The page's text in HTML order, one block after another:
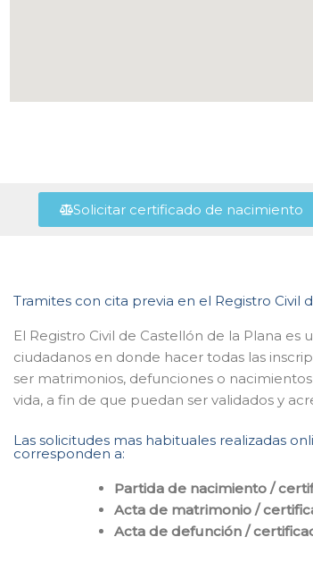
Solicitar certificado de nacimiento
Tramites con cita previa en el Registro Civil
El Registro Civil de Castellón de la Plana
ciudadanos en donde hacer todas las
ser matrimonios, defunciones o
vida, a fin de que puedan ser validados y
Las solicitudes mas habituales realizadas
corresponden a:
Partida de nacimiento /
Acta de matrimonio /
Acta de defunción /